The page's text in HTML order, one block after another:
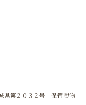
県第２０３２号 保管 動物